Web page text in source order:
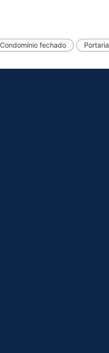
Condomínio fechado Portaria